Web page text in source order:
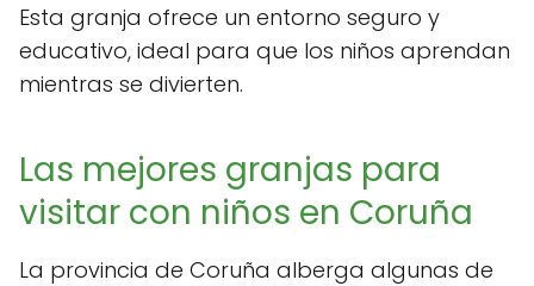
Esta granja ofrece un entorno seguro y
educativo, ideal para que los niños aprendan
mientras se divierten.
Las mejores granjas para
visitar con niños en Coruña
La provincia de Coruña alberga algunas de